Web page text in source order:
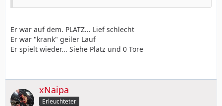
Er war auf dem. PLATZ... Lief schlecht
Er war "krank" geiler Lauf
Er spielt wieder... Siehe Platz und 0 Tore
xNaipa
Erleuchteter